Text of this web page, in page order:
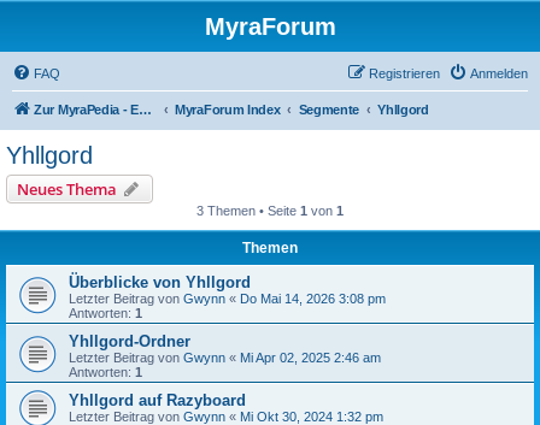
MyraForum
FAQ Anmelden
Registrieren
Zur MyraPedia - Enzyklopädie der Kampagnenwelt MyraForum Index Segmente Yhllgord
Yhllgord
Neues Thema
3 Themen • Seite 1 von 1
Themen
Überblicke von Yhllgord
Letzter Beitrag von Gwynn « Do Mai 14, 2026 3:08 pm
Antworten: 1
Yhllgord-Ordner
Letzter Beitrag von Gwynn « Mi Apr 02, 2025 2:46 am
Antworten: 1
Yhllgord auf Razyboard
Letzter Beitrag von Gwynn « Mi Okt 30, 2024 1:32 pm